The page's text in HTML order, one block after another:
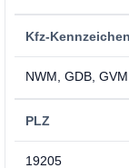
Kfz-Kennzeichen
NWM, GDB,
PLZ
19205